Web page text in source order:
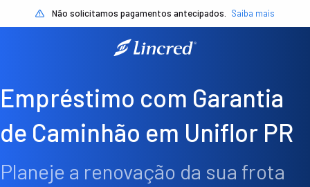
Não solicitamos pagamentos antecipados. Saiba mais
Empréstimo com Garantia
de Caminhão em Uniflor PR
Planeje a renovação da sua frota